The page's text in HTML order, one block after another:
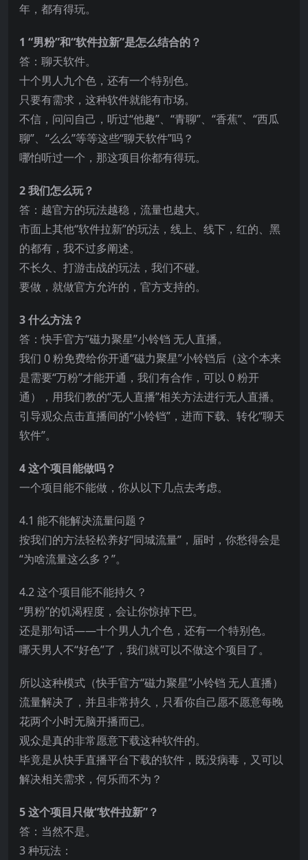
年，都有得玩。
1 “男粉”和“软件拉新”是怎么结合的？
答：聊天软件。
十个男人九个色，还有一个特别色。
只要有需求，这种软件就能有市场。
不信，问问自己，听过“他趣”、“青聊”、“香蕉”、“西瓜
聊”、“么么”等等这些“聊天软件”吗？
哪怕听过一个，那这项目你都有得玩。
2 我们怎么玩？
答：越官方的玩法越稳，流量也越大。
市面上其他“软件拉新”的玩法，线上、线下，红的、黑
的都有，我不过多阐述。
不长久、打游击战的玩法，我们不碰。
要做，就做官方允许的，官方支持的。
3 什么方法？
答：快手官方“磁力聚星”小铃铛 无人直播。
我们 0 粉免费给你开通“磁力聚星”小铃铛后（这个本来
是需要“万粉”才能开通，我们有合作，可以 0 粉开
通），用我们教的“无人直播”相关方法进行无人直播。
引导观众点击直播间的“小铃铛”，进而下载、转化“聊天
软件”。
4 这个项目能做吗？
一个项目能不能做，你从以下几点去考虑。
4.1 能不能解决流量问题？
按我们的方法轻松养好“同城流量”，届时，你愁得会是
“为啥流量这么多？”。
4.2 这个项目能不能持久？
“男粉”的饥渴程度，会让你惊掉下巴。
还是那句话——十个男人九个色，还有一个特别色。
哪天男人不“好色”了，我们就可以不做这个项目了。
所以这种模式（快手官方“磁力聚星”小铃铛 无人直播）
流量解决了，并且非常持久，只看你自己愿不愿意每晚
花两个小时无脑开播而已。
观众是真的非常愿意下载这种软件的。
毕竟是从快手直播平台下载的软件，既没病毒，又可以
解决相关需求，何乐而不为？
5 这个项目只做“软件拉新”？
答：当然不是。
3 种玩法：